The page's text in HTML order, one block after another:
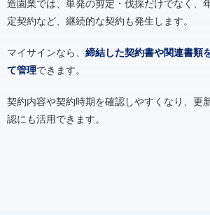
造園業では、単発の剪定・伐採だけでなく、
定契約など、継続的な契約も発生します。
マイサインなら、 締結した契約書や関連書類
て管理できます。
契約内容や契約時期を確認しやすくなり、更
認にも活用できます。